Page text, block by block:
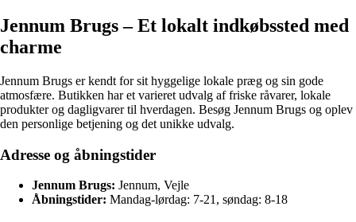
Jennum Brugs – Et lokalt indkøbssted med
charme
Jennum Brugs er kendt for sit hyggelige lokale præg og sin gode
atmosfære. Butikken har et varieret udvalg af friske råvarer, lokale
produkter og dagligvarer til hverdagen. Besøg Jennum Brugs og oplev
den personlige betjening og det unikke udvalg.
Adresse og åbningstider
Jennum Brugs: Jennum, Vejle
Åbningstider: Mandag-lørdag: 7-21, søndag: 8-18